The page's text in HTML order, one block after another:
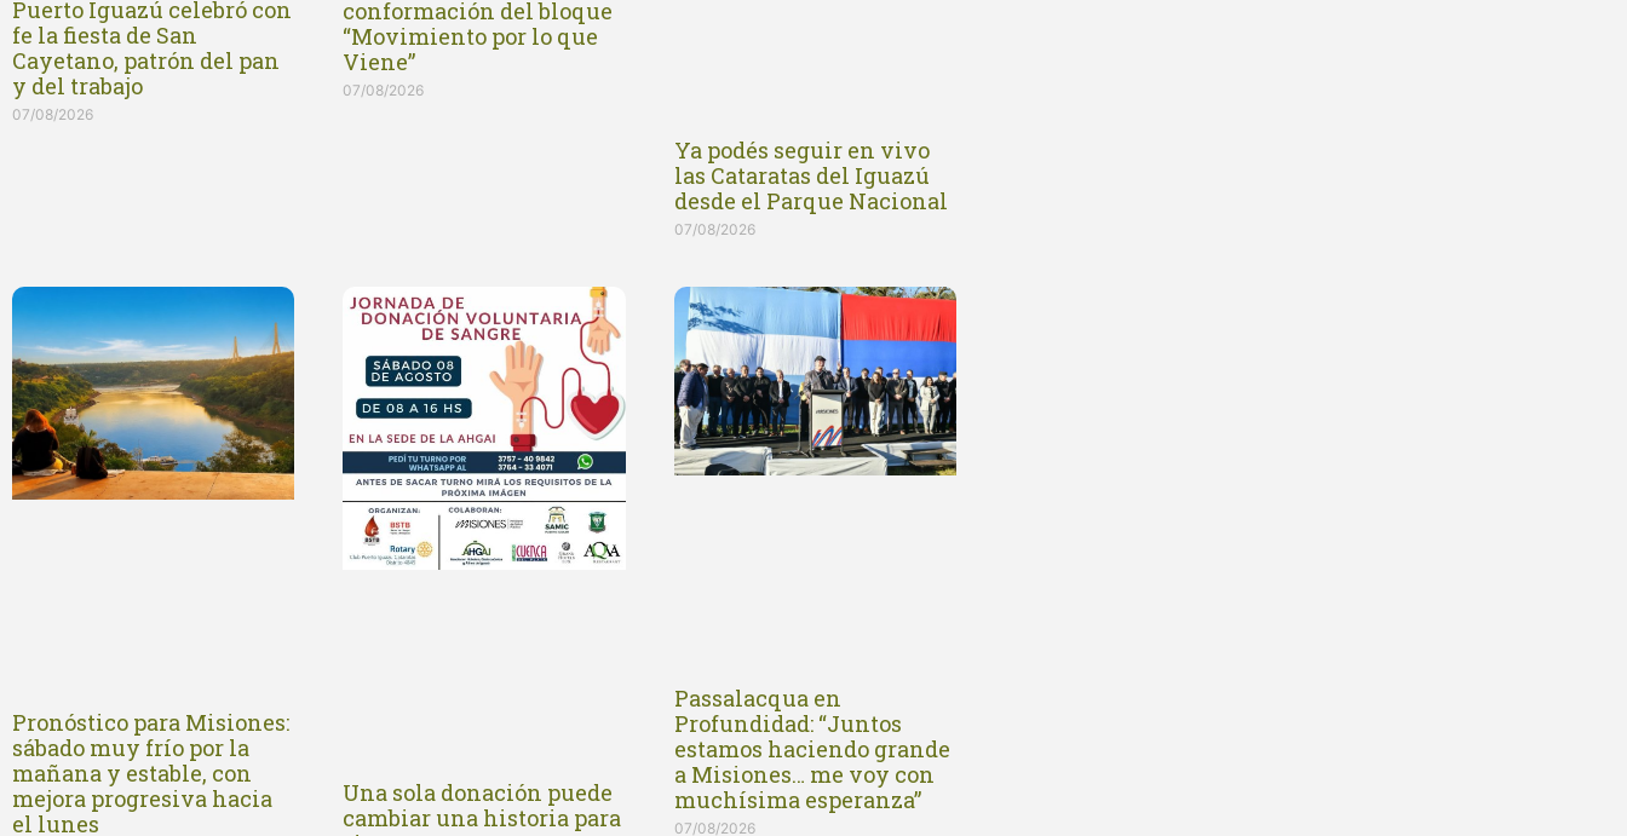
Puerto Iguazú celebró con
fe la fiesta de San
Cayetano, patrón del pan
y del trabajo
07/08/2026
conformación del bloque
“Movimiento por lo que
Viene”
07/08/2026
Ya podés seguir en vivo
las Cataratas del Iguazú
desde el Parque Nacional
07/08/2026
Pronóstico para Misiones:
sábado muy frío por la
mañana y estable, con
mejora progresiva hacia
el lunes
Una sola donación puede
cambiar una historia para
Passalacqua en
Profundidad: “Juntos
estamos haciendo grande
a Misiones… me voy con
muchísima esperanza”
07/08/2026